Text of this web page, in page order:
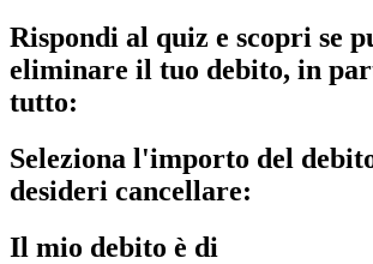
Rispondi al quiz e scopri se
eliminare il tuo debito, in
tutto:
Seleziona l'importo del
desideri cancellare:
Il mio debito è di